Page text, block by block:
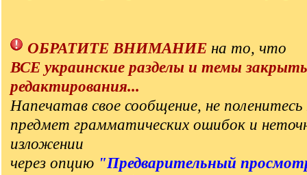
ОБРАТИТЕ ВНИМАНИЕ на то, что
ВСЕ украинские разделы и темы
редактирования...
Напечатав свое сообщение, не
предмет грамматических ошибок и
изложении
через опцию "Предварительный